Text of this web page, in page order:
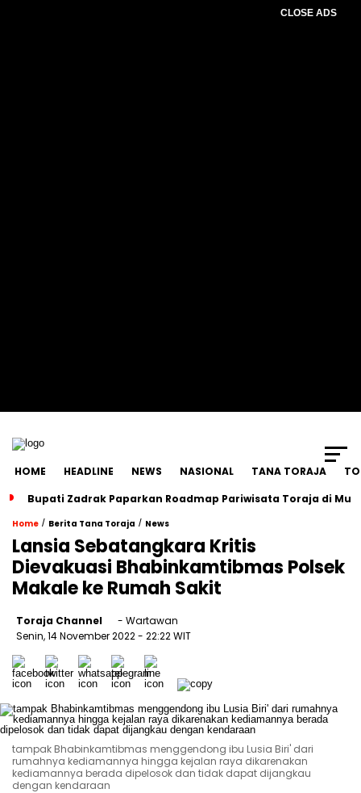
CLOSE ADS
HOME HEADLINE NEWS NASIONAL TANA TORAJA
Bupati Zadrak Paparkan Roadmap Pariwisata Toraja di
Home / Berita Tana Toraja / News
Lansia Sebatangkara Kritis
Dievakuasi Bhabinkamtibmas Polsek
Makale ke Rumah Sakit
Toraja Channel
- Wartawan
Senin, 14 November 2022- 22:22 WIT
tampak Bhabinkamtibmas menggendong ibu Lusia Biri' dari
rumahnya kediamannya hingga kejalan raya dikarenakan
kediamannya berada dipelosok dan tidak dapat dijangkau
dengan kendaraan